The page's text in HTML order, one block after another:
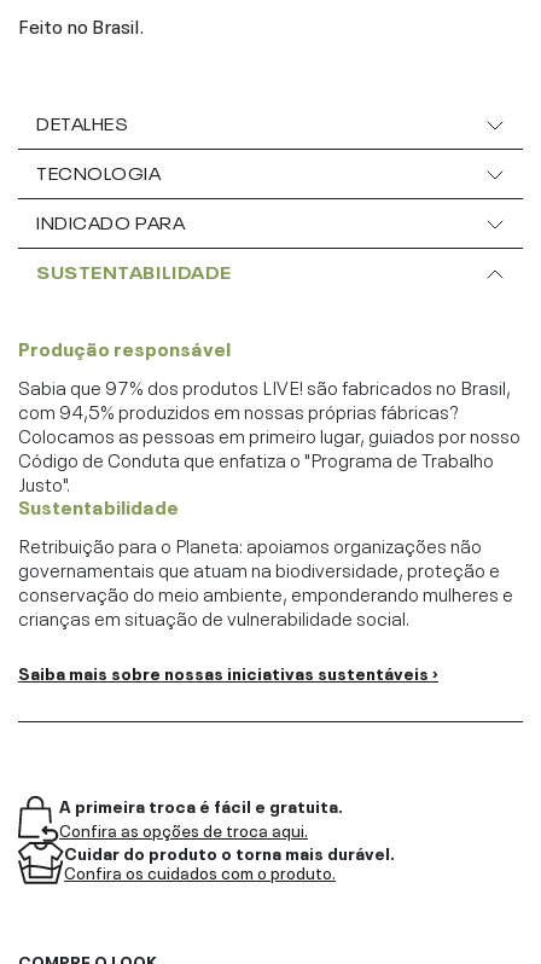
Feito no Brasil.
DETALHES
TECNOLOGIA
INDICADO PARA
SUSTENTABILIDADE
Produção responsável
Sabia que 97% dos produtos LIVE! são fabricados no Brasil,
com 94,5% produzidos em nossas próprias fábricas?
Colocamos as pessoas em primeiro lugar, guiados por nosso
Código de Conduta que enfatiza o "Programa de Trabalho
Justo".
Sustentabilidade
Retribuição para o Planeta: apoiamos organizações não
governamentais que atuam na biodiversidade, proteção e
conservação do meio ambiente, emponderando mulheres e
crianças em situação de vulnerabilidade social.
Saiba mais sobre nossas iniciativas sustentáveis ›
A primeira troca é fácil e gratuita.
Confira as opções de troca aqui.
Cuidar do produto o torna mais durável.
Confira os cuidados com o produto.